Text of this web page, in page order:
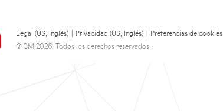
Legal (US, Inglés) Privacidad (US, Inglés)
Preferencias de cookies
© 3M 2026. Todos los derechos reservados..